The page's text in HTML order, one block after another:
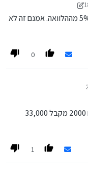
רוב ההלוואות בעוגן כרוכות ב'דמי הקמה' של 5% מההלוואה. אמנם זה לא
0
דהיינו אם אתה לוקח 35,000 ש"ח אתה משלם 2000 מקבל 33,000
1